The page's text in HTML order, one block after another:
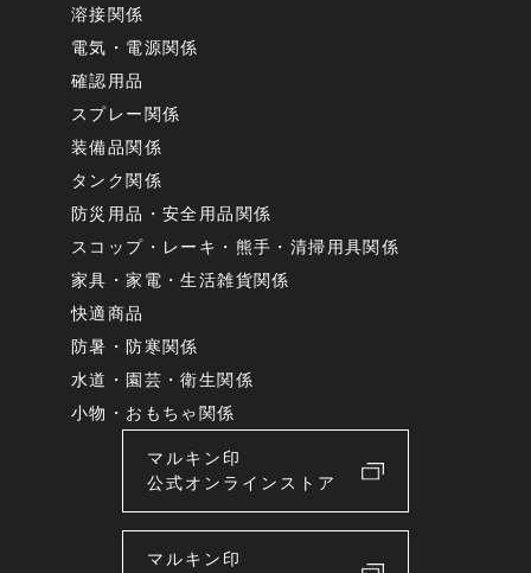
溶接関係
電気・電源関係
確認用品
スプレー関係
装備品関係
タンク関係
防災用品・安全用品関係
スコップ・レーキ・熊手・清掃用具関係
家具・家電・生活雑貨関係
快適商品
防暑・防寒関係
水道・園芸・衛生関係
小物・おもちゃ関係
マルキン印
公式オンラインストア
マルキン印